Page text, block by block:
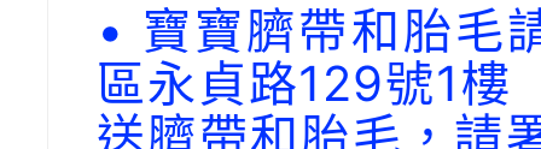
• 寶寶臍帶和胎毛
區永貞路129號1樓
送臍帶和胎毛，請